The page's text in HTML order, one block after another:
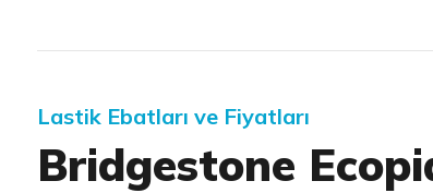
Lastik Ebatları ve Fiyatları
Bridgestone